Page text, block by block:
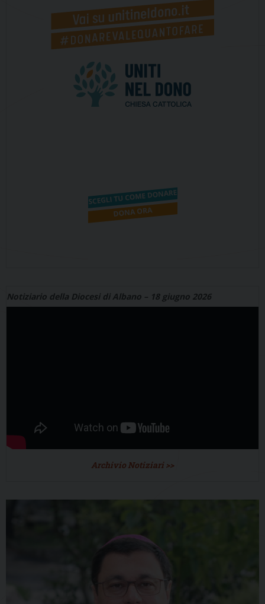
Notiziario della Diocesi di Albano – 18 giugno 2026
Archivio Notiziari >>